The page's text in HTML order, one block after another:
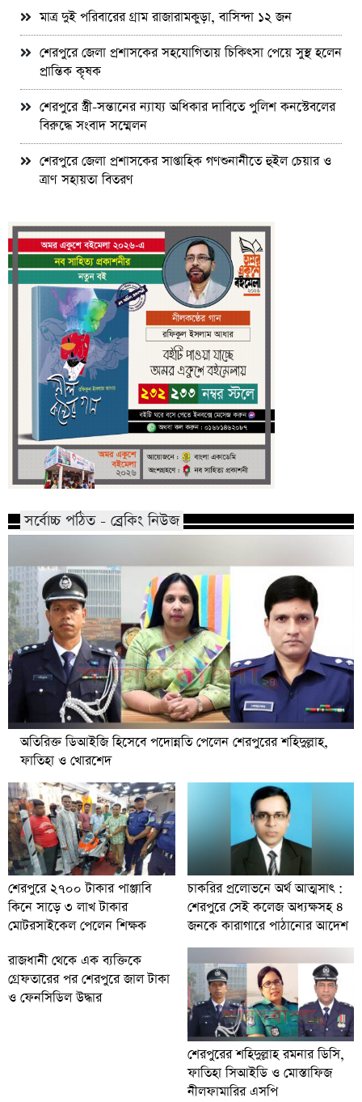
মাত্র দুই পরিবারের গ্রাম রাজারামকুড়া, বাসিন্দা ১২ জন
শেরপুরে জেলা প্রশাসকের সহযোগিতায় চিকিৎসা পেয়ে সুস্থ হলেন
প্রান্তিক কৃষক
শেরপুরে স্ত্রী-সন্তানের ন্যায্য অধিকার দাবিতে পুলিশ কনস্টেবলের
বিরুদ্ধে সংবাদ সম্মেলন
শেরপুরে জেলা প্রশাসকের সাপ্তাহিক গণশুনানীতে হুইল চেয়ার ও
ত্রাণ সহায়তা বিতরণ
সর্বোচ্চ পঠিত - ব্রেকিং নিউজ
অতিরিক্ত ডিআইজি হিসেবে পদোন্নতি পেলেন শেরপুরের শহিদুল্লাহ,
ফাতিহা ও খোরশেদ
শেরপুরে ২৭০০ টাকার পাঞ্জাবি
কিনে সাড়ে ৩ লাখ টাকার
মোটরসাইকেল পেলেন শিক্ষক
চাকরির প্রলোভনে অর্থ আত্মসাৎ :
শেরপুরে সেই কলেজ অধ্যক্ষসহ ৪
জনকে কারাগারে পাঠানোর আদেশ
রাজধানী থেকে এক ব্যক্তিকে
গ্রেফতারের পর শেরপুরে জাল টাকা
ও ফেনসিডিল উদ্ধার
শেরপুরের শহিদুল্লাহ রমনার ডিসি,
ফাতিহা সিআইডি ও মোস্তাফিজ
নীলফামারির এসপি